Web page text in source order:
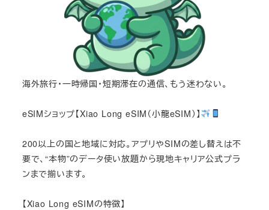
海外旅行・一時帰国・短期滞在の通信、もう迷わない。
eSIMショップ【Xiao Long eSIM（小龍eSIM）】
200以上の国と地域に対応。アプリやSIMの差し替えは不
要で、“本物”のデータ使い放題から現地キャリア公式プラ
ンまで揃います。
【Xiao Long eSIMの特徴】